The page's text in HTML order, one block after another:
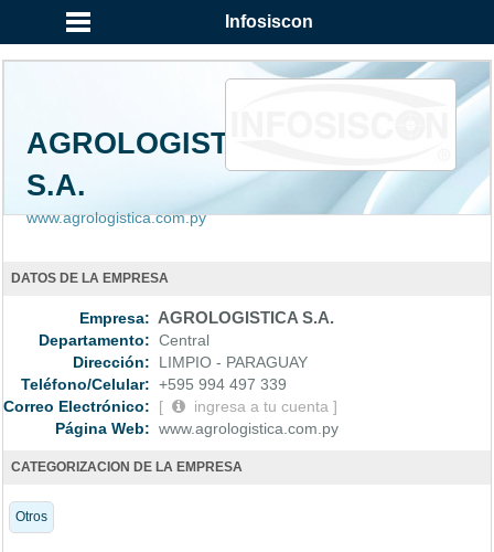
Infosiscon
AGROLOGISTICA
S.A.
www.agrologistica.com.py
DATOS DE LA EMPRESA
Empresa: AGROLOGISTICA S.A.
Departamento: Central
Dirección: LIMPIO - PARAGUAY
Teléfono/Celular: +595 994 497 339
Correo Electrónico:
[
ingresa a tu cuenta ]
Página Web: www.agrologistica.com.py
CATEGORIZACION DE LA EMPRESA
Otros